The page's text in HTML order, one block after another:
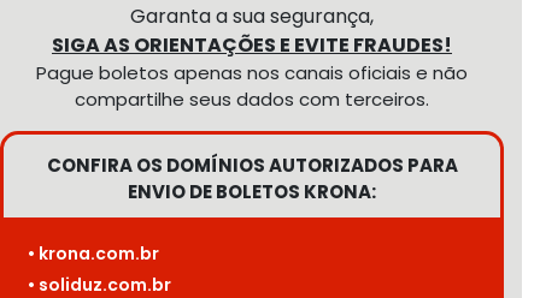
Garanta a sua segurança,
SIGA AS ORIENTAÇÕES E EVITE FRAUDES!
Pague boletos apenas nos canais oficiais e não
compartilhe seus dados com terceiros.
CONFIRA OS DOMÍNIOS AUTORIZADOS PARA
ENVIO DE BOLETOS KRONA:
• krona.com.br
• soliduz.com.br